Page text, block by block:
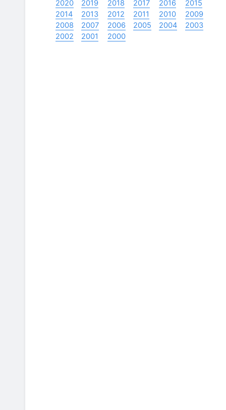
2020
2019 2018 2017 2016
2015
2014
2013 2012 2011 2010
2009
2008
2007 2006 2005 2004
2003
2002
2001 2000